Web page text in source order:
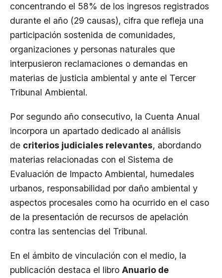
concentrando el 58% de los ingresos registrados
durante el año (29 causas), cifra que refleja una
participación sostenida de comunidades,
organizaciones y personas naturales que
interpusieron reclamaciones o demandas en
materias de justicia ambiental y ante el Tercer
Tribunal Ambiental.
Por segundo año consecutivo, la Cuenta Anual
incorpora un apartado dedicado al análisis
de criterios judiciales relevantes, abordando
materias relacionadas con el Sistema de
Evaluación de Impacto Ambiental, humedales
urbanos, responsabilidad por daño ambiental y
aspectos procesales como ha ocurrido en el caso
de la presentación de recursos de apelación
contra las sentencias del Tribunal.
En el ámbito de vinculación con el medio, la
publicación destaca el libro Anuario de